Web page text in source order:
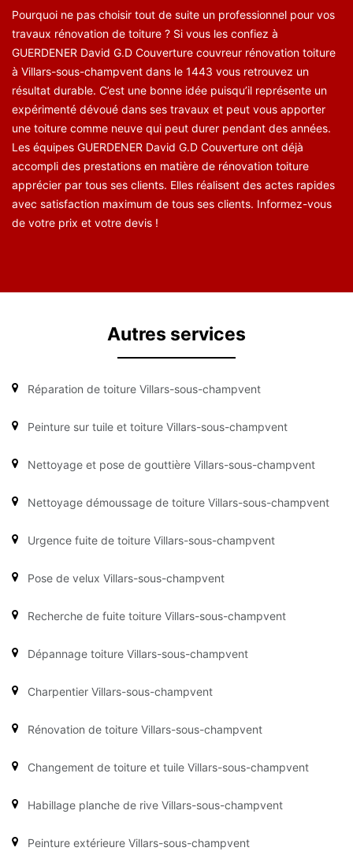
Pourquoi ne pas choisir tout de suite un professionnel pour vos
travaux rénovation de toiture ? Si vous les confiez à
GUERDENER David G.D Couverture couvreur rénovation toiture
à Villars-sous-champvent dans le 1443 vous retrouvez un
résultat durable. C’est une bonne idée puisqu’il représente un
expérimenté dévoué dans ses travaux et peut vous apporter
une toiture comme neuve qui peut durer pendant des années.
Les équipes GUERDENER David G.D Couverture ont déjà
accompli des prestations en matière de rénovation toiture
apprécier par tous ses clients. Elles réalisent des actes rapides
avec satisfaction maximum de tous ses clients. Informez-vous
de votre prix et votre devis !
Autres services
Réparation de toiture Villars-sous-champvent
Peinture sur tuile et toiture Villars-sous-champvent
Nettoyage et pose de gouttière Villars-sous-champvent
Nettoyage démoussage de toiture Villars-sous-champvent
Urgence fuite de toiture Villars-sous-champvent
Pose de velux Villars-sous-champvent
Recherche de fuite toiture Villars-sous-champvent
Dépannage toiture Villars-sous-champvent
Charpentier Villars-sous-champvent
Rénovation de toiture Villars-sous-champvent
Changement de toiture et tuile Villars-sous-champvent
Habillage planche de rive Villars-sous-champvent
Peinture extérieure Villars-sous-champvent